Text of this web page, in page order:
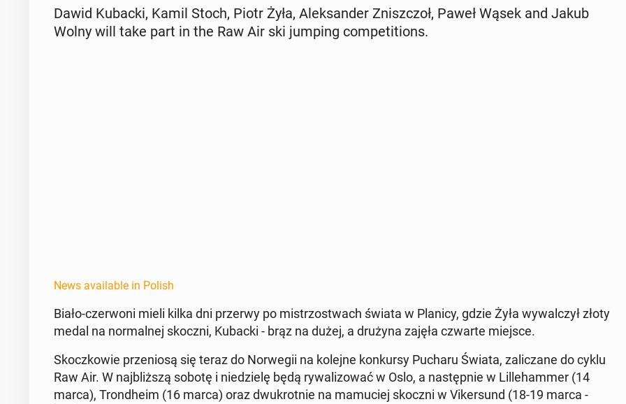
Dawid Kubacki, Kamil Stoch, Piotr Żyła, Alek­sander Zniszc­zoł, Paweł Wąsek and Jakub
Wolny will take part in the Raw Air ski jumping com­pe­ti­tions.
News available in Polish
Biało-cz­er­woni mieli kilka dni przerwy po mis­tr­zost­wach świata w Planicy, gdzie Żyła wywal­czył złoty
medal na nor­mal­nej skoczni, Kubacki - brąz na dużej, a drużyna zajęła czwarte miejsce.
Skoczkowie przeniosą się teraz do Nor­wegii na kolejne konkursy Pucharu Świata, za­l­iczane do cyklu
Raw Air. W na­jbliższą sobotę i niedzielę będą ry­wal­i­zować w Oslo, a następ­nie w Lille­ham­mer (14
marca), Trond­heim (16 marca) oraz dwukrot­nie na ma­mu­ciej skoczni w Viker­sund (18-19 marca -